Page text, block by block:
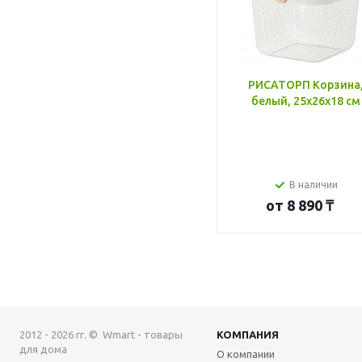
РИСАТОРП
белый, 25x26x18 см
В наличии
от 8 890 ₸
2012 - 2026 гг. © Wmart - товары
для дома
КОМПАНИЯ
О компании